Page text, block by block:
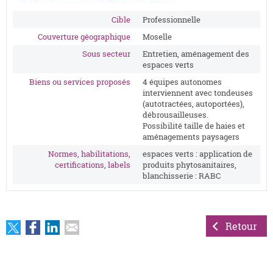
Cible
Professionnelle
Couverture géographique
Moselle
Sous secteur
Entretien, aménagement des
espaces verts
Biens ou services proposés
4 équipes autonomes
interviennent avec tondeuses
(autotractées, autoportées),
débrousailleuses.
Possibilité taille de haies et
aménagements paysagers
Normes, habilitations,
certifications, labels
espaces verts : application de
produits phytosanitaires,
blanchisserie : RABC
Retour